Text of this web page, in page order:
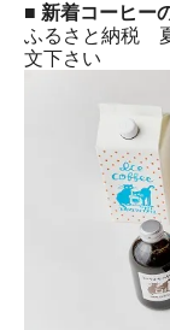
■ 新着コーヒー
ふるさと納税
文下さい